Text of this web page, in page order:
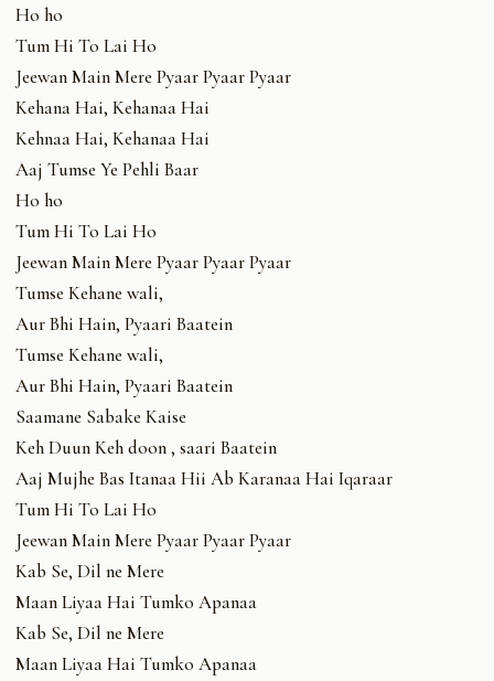
Ho ho
Tum Hi To Lai Ho
Jeewan Main Mere Pyaar Pyaar Pyaar
Kehana Hai, Kehanaa Hai
Kehnaa Hai, Kehanaa Hai
Aaj Tumse Ye Pehli Baar
Ho ho
Tum Hi To Lai Ho
Jeewan Main Mere Pyaar Pyaar Pyaar
Tumse Kehane wali,
Aur Bhi Hain, Pyaari Baatein
Tumse Kehane wali,
Aur Bhi Hain, Pyaari Baatein
Saamane Sabake Kaise
Keh Duun Keh doon , saari Baatein
Aaj Mujhe Bas Itanaa Hii Ab Karanaa Hai Iqaraar
Tum Hi To Lai Ho
Jeewan Main Mere Pyaar Pyaar Pyaar
Kab Se, Dil ne Mere
Maan Liyaa Hai Tumko Apanaa
Kab Se, Dil ne Mere
Maan Liyaa Hai Tumko Apanaa